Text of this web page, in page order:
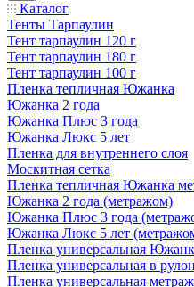
Каталог
Тенты Тарпаулин
Тент тарпаулин 120 г
Тент тарпаулин 180 г
Тент тарпаулин 100 г
Пленка тепличная Южанка
Южанка 2 года
Южанка Плюс 3 года
Южанка Люкс 5 лет
Пленка для внутреннего слоя
Москитная сетка
Пленка тепличная Южанка
Южанка 2 года (метражом)
Южанка Плюс 3 года
Южанка Люкс 5 лет
Пленка универсальная
Пленка универсальная в
Пленка универсальная